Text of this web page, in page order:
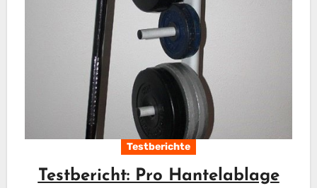
Testberichte
Testbericht: Pro Hantelablage